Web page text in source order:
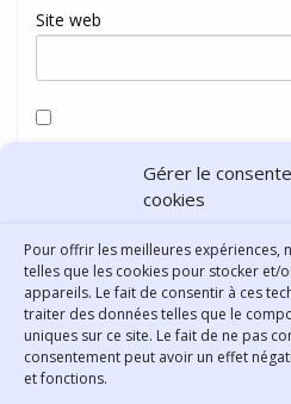
Gérer le
cookies
Pour offrir les meilleures expériences,
telles que les cookies pour stocker et/
appareils. Le fait de consentir à ces
traiter des données telles que le
uniques sur ce site. Le fait de ne pas
consentement peut avoir un effet
et fonctions.
Site web
navigateur pour mon prochain